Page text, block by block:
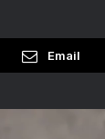
Email